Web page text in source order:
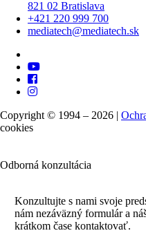
821 02 Bratislava
+421 220 999 700
mediatech@mediatech.sk
Copyright © 1994 – 2026 |
cookies
Odborná konzultácia
Konzultujte s nami svoje
nám nezáväzný formulár a
krátkom čase kontaktovať.